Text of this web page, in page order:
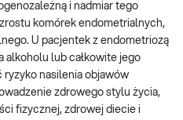
i nadmiar tego
komórek endometrialnych,
U pacjentek z endometriozą
alkoholu lub całkowite jego
ryzyko nasilenia objawów
zdrowego stylu życia,
fizycznej, zdrowej diecie i